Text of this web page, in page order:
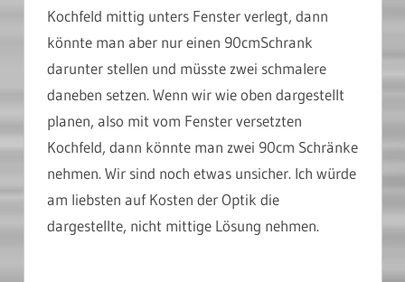
Kochfeld mittig unters Fenster verlegt, dann
könnte man aber nur einen 90cmSchrank
darunter stellen und müsste zwei schmalere
daneben setzen. Wenn wir wie oben dargestellt
planen, also mit vom Fenster versetzten
Kochfeld, dann könnte man zwei 90cm Schränke
nehmen. Wir sind noch etwas unsicher. Ich würde
am liebsten auf Kosten der Optik die
dargestellte, nicht mittige Lösung nehmen.